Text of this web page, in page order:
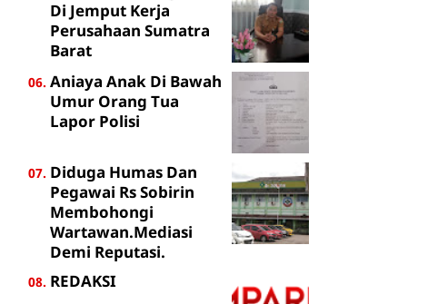
Di Jemput Kerja
Perusahaan Sumatra
Barat
Aniaya Anak Di Bawah
Umur Orang Tua
Lapor Polisi
Diduga Humas Dan
Pegawai Rs Sobirin
Membohongi
Wartawan.Mediasi
Demi Reputasi.
REDAKSI